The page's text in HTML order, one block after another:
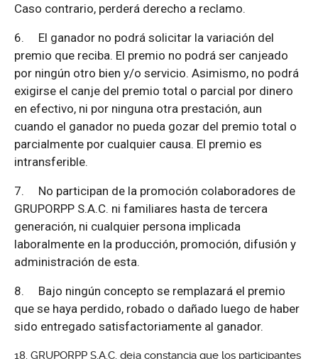
Caso contrario, perderá derecho a reclamo.
6. El ganador no podrá solicitar la variación del
premio que reciba. El premio no podrá ser canjeado
por ningún otro bien y/o servicio. Asimismo, no podrá
exigirse el canje del premio total o parcial por dinero
en efectivo, ni por ninguna otra prestación, aun
cuando el ganador no pueda gozar del premio total o
parcialmente por cualquier causa. El premio es
intransferible.
7. No participan de la promoción colaboradores de
GRUPORPP S.A.C. ni familiares hasta de tercera
generación, ni cualquier persona implicada
laboralmente en la producción, promoción, difusión y
administración de esta.
8. Bajo ningún concepto se remplazará el premio
que se haya perdido, robado o dañado luego de haber
sido entregado satisfactoriamente al ganador.
GRUPORPP S.A.C. deja constancia que los participantes